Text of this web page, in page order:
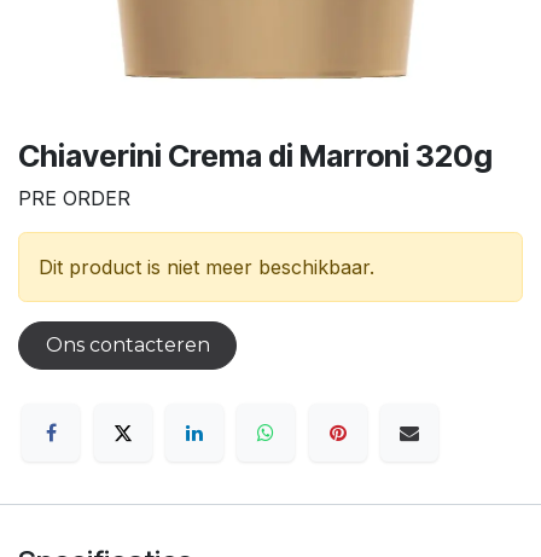
Chiaverini Crema di Marroni 320g
PRE ORDER
Dit product is niet meer beschikbaar.
Ons contacteren